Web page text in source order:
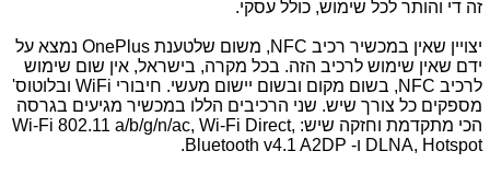
זה די והותר לכל שימוש, כולל עסקי.
יצויין שאין במכשיר רכיב NFC, משום שלטענת OnePlus נמצא על
ידם שאין שימוש לרכיב הזה. בכל מקרה, בישראל, אין שום שימוש
לרכיב NFC, בשום מקום ובשום יישום מעשי. חיבורי WiFi ובלוטוס'
מספקים כל צורך שיש. שני הרכיבים הללו במכשיר מגיעים בגרסה
הכי מתקדמת וחזקה שיש: Wi-Fi 802.11 a/b/g/n/ac, Wi-Fi Direct,
DLNA, Hotspot ו- Bluetooth v4.1 A2DP.